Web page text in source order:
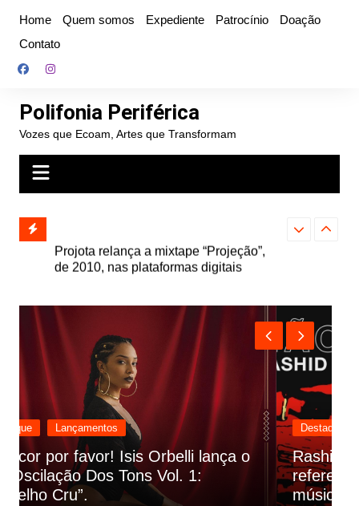
conteúdo
Home Quem somos Expediente Patrocínio
Doação
Contato
Polifonia Periférica
Vozes que Ecoam, Artes que Transformam
e abre
autoral,
Farofa
Destaque Lançamentos
Rashid vai buscar nos HQs as
referencias do clipe de sua nova
música